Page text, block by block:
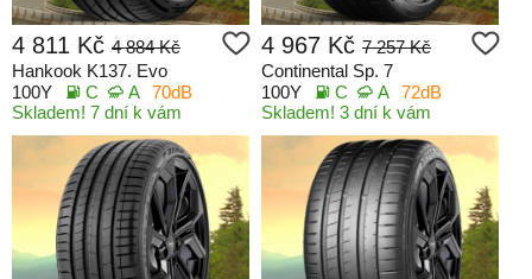
4 811 Kč 4 884 Kč
Hankook K137. Evo
100Y
C A 70dB
Skladem! 7 dní k vám
4 967 Kč 7 257 Kč
Continental Sp. 7
100Y
C A 72dB
Skladem! 3 dní k vám